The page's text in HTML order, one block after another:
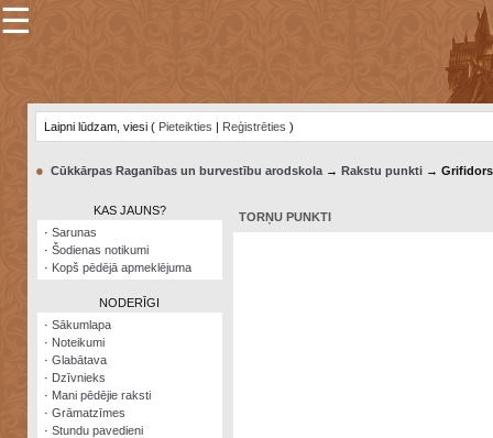
×
Šodienas
notikumi
Visatcera
almanahs
Arhīvs
☰
Laipni lūdzam, viesi ( Pieteikties | Reģistrēties )
● Cūkkārpas Raganības un burvestību arodskola→ Rakstu punkti→ Grifidors
KAS JAUNS?
· Sarunas
· Šodienas notikumi
· Kopš pēdējā apmeklējuma
NODERĪGI
· Sākumlapa
· Noteikumi
· Glabātava
· Dzīvnieks
· Mani pēdējie raksti
· Grāmatzīmes
· Stundu pavedieni
TORŅU PUNKTI